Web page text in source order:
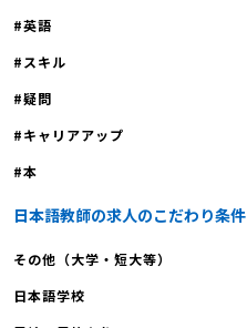
務、学生指導、各種委員会活動など、
も深く関わり、さまざまな場面で中心
的な役割を果たします。対して非常勤
の業務は限定的です。ただし、この業
務範囲の違いは、教育機関によって大
「非常勤の日本語教師は掛け持ちorダ
ブルワークは必要？【常勤と非常勤の
本語教師必見｜非常勤の掛け持ちにつ
英語
スキル
疑問
キャリアアップ
本
日本語教師の求人のこだわり条件
その他（大学・短大等）
日本語学校